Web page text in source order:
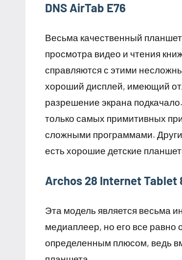
DNS AirTab E76
Весьма качественный
просмотра видео и чтения
справляются с этими
хороший дисплей, имеющий
разрешение экрана
только самых примитивных
сложными программами.
есть хорошие детские
Archos 28 Internet Tablet
Эта модель является весьма
медиаплеер, но его все равно
определенным плюсом, ведь